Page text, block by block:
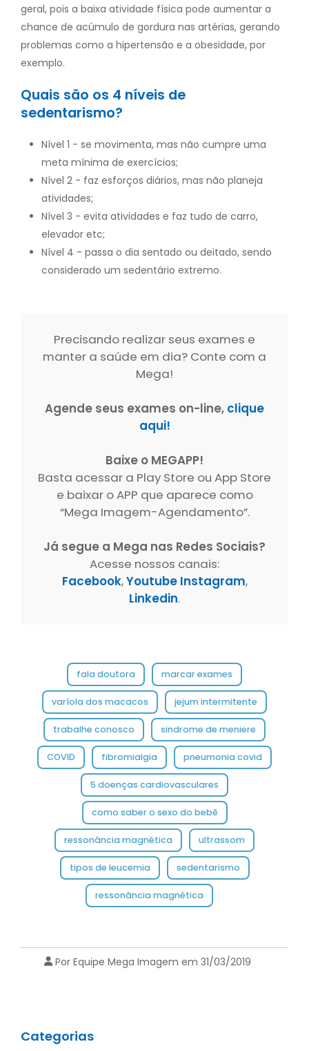
geral, pois a baixa atividade física pode aumentar a
chance de acúmulo de gordura nas artérias, gerando
problemas como a hipertensão e a obesidade, por
exemplo.
Quais são os 4 níveis de
sedentarismo?
Nível 1 - se movimenta, mas não cumpre uma
meta mínima de exercícios;
Nível 2 - faz esforços diários, mas não planeja
atividades;
Nível 3 - evita atividades e faz tudo de carro,
elevador etc;
Nível 4 - passa o dia sentado ou deitado, sendo
considerado um sedentário extremo.
Precisando realizar seus exames e
manter a saúde em dia? Conte com a
Mega!
Agende seus exames on-line, clique
aqui!
Baixe o MEGAPP!
Basta acessar a Play Store ou App Store
e baixar o APP que aparece como
“Mega Imagem-Agendamento”.
Já segue a Mega nas Redes Sociais?
Acesse nossos canais:
Facebook,Youtube Instagram,
Linkedin.
fala doutora marcar exames
varíola dos macacos jejum intermitente
trabalhe conosco sindrome de meniere
COVID fibromialgia pneumonia covid
5 doenças cardiovasculares
como saber o sexo do bebê
ressonância magnética ultrassom
tipos de leucemia sedentarismo
ressonância magnética
Por Equipe Mega Imagem em 31/03/2019
Categorias